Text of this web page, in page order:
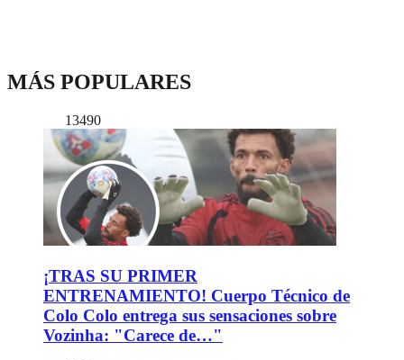
MÁS POPULARES
13490
¡TRAS SU PRIMER
ENTRENAMIENTO! Cuerpo Técnico de
Colo Colo entrega sus sensaciones sobre
Vozinha: "Carece de…"